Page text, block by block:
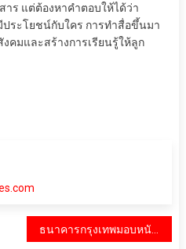
ร แต่ต้องหาคำตอบให้ได้ว่า
ประโยชน์กับใคร การทำสื่อขึ้นมา
คมและสร้างการเรียนรู้ให้ลูก
ธนาคารกรุงเทพมอบหนังสือเพื่อการเรียนรู้: ก้าวสำคัญเพื่อการพัฒนาชาติ